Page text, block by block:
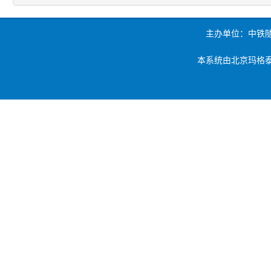
主办单位：中铁
本系统由北京玛格